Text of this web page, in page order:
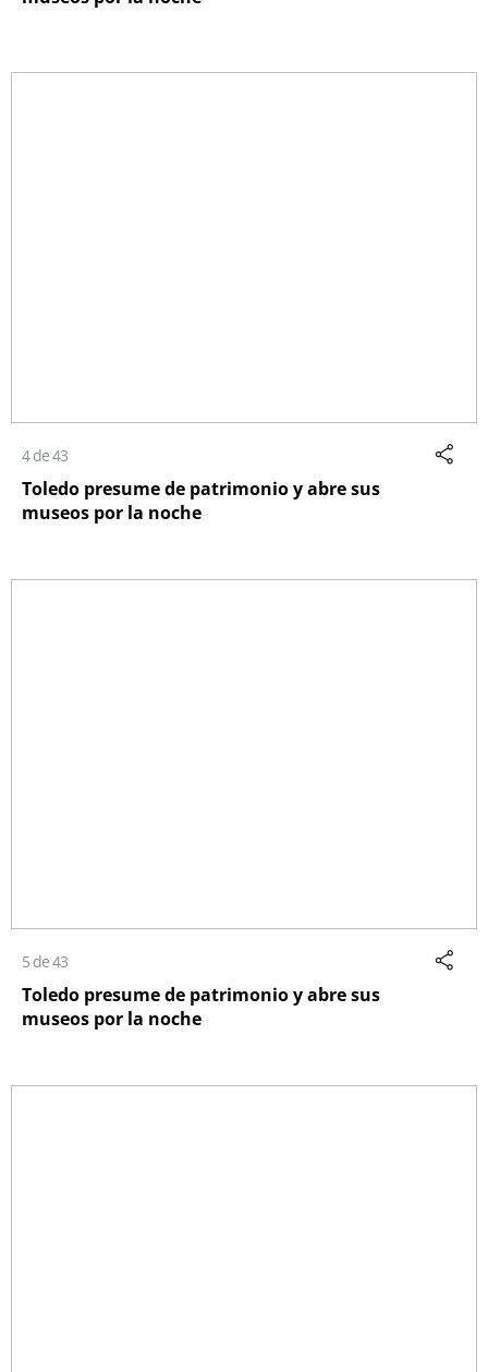
4 de 43
Toledo presume de patrimonio y abre sus
museos por la noche
5 de 43
Toledo presume de patrimonio y abre sus
museos por la noche